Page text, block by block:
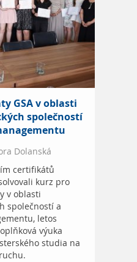
GSA v oblasti
společností
Dolanská
certifikátů
kurz pro
v oblasti
společností a
letos
výuka
studia na